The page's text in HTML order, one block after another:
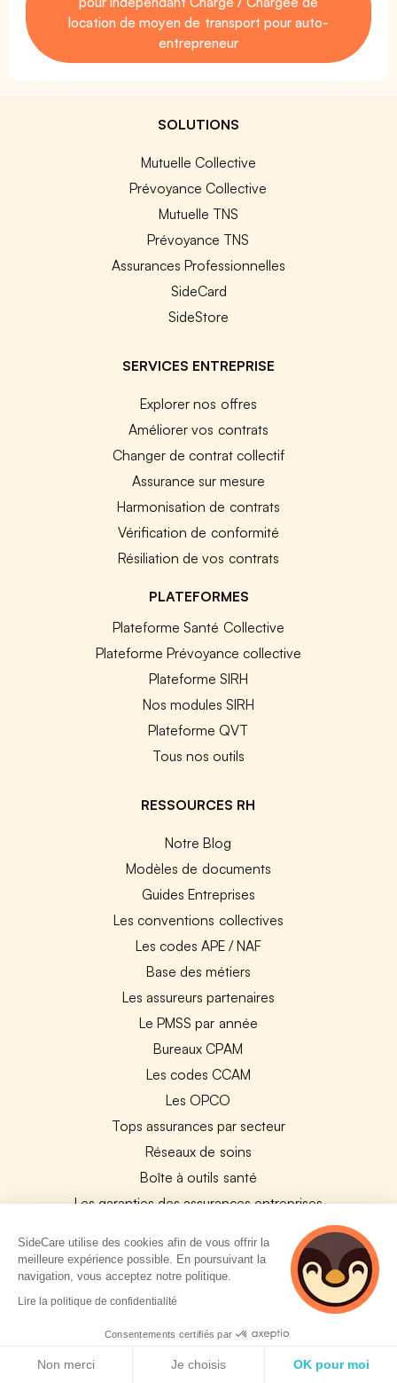
location de moyen de transport pour auto-
entrepreneur
SOLUTIONS
Mutuelle Collective
Prévoyance Collective
Mutuelle TNS
Prévoyance TNS
Assurances Professionnelles
SideCard
SideStore
SERVICES ENTREPRISE
Explorer nos offres
Améliorer vos contrats
Changer de contrat collectif
Assurance sur mesure
Harmonisation de contrats
Vérification de conformité
Résiliation de vos contrats
PLATEFORMES
Plateforme Santé Collective
Plateforme Prévoyance collective
Plateforme SIRH
Nos modules SIRH
Plateforme QVT
Tous nos outils
RESSOURCES RH
Notre Blog
Modèles de documents
Guides Entreprises
Les conventions collectives
Les codes APE / NAF
Base des métiers
Les assureurs partenaires
Le PMSS par année
Bureaux CPAM
Les codes CCAM
Les OPCO
Tops assurances par secteur
Réseaux de soins
Boîte à outils santé
Les garanties des assurances entreprises
PARTENAIRES
Payfit & SideCare
Lucca & SideCare
SideCare utilise des cookies afin de vous offrir la
meilleure expérience possible. En poursuivant la
navigation, vous acceptez notre politique.
Lire la politique de confidentialité
Consentements certifiés par
Non merci Je choisis OK pour moi
2 personnes
consultent
actuellement cette